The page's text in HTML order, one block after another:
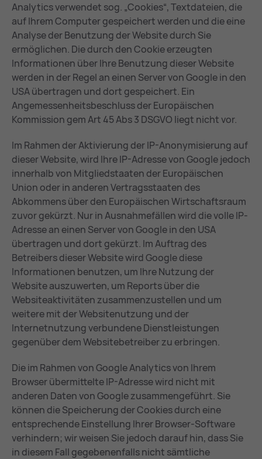
Analytics verwendet sog. „Cookies“, Textdateien, die
auf Ihrem Computer gespeichert werden und die eine
Analyse der Benutzung der Website durch Sie
ermöglichen. Die durch den Cookie erzeugten
Informationen über Ihre Benutzung dieser Website
werden in der Regel an einen Server von Google in den
USA übertragen und dort gespeichert. Ein
Angemessenheitsbeschluss der Europäischen
Kommission gem Art 45 Abs 3 DSGVO liegt nicht vor.
Im Rahmen der Aktivierung der IP-Anonymisierung auf
dieser Website, wird Ihre IP-Adresse von Google jedoch
innerhalb von Mitgliedstaaten der Europäischen
Union oder in anderen Vertragsstaaten des
Abkommens über den Europäischen Wirtschaftsraum
zuvor gekürzt. Nur in Ausnahmefällen wird die volle IP-
Adresse an einen Server von Google in den USA
übertragen und dort gekürzt. Im Auftrag des
Betreibers dieser Website wird Google diese
Informationen benutzen, um Ihre Nutzung der
Website auszuwerten, um Reports über die
Websiteaktivitäten zusammenzustellen und um
weitere mit der Websitenutzung und der
Internetnutzung verbundene Dienstleistungen
gegenüber dem Websitebetreiber zu erbringen.
Die im Rahmen von Google Analytics von Ihrem
Browser übermittelte IP-Adresse wird nicht mit
anderen Daten von Google zusammengeführt. Sie
können die Speicherung der Cookies durch eine
entsprechende Einstellung Ihrer Browser-Software
verhindern; wir weisen Sie jedoch darauf hin, dass Sie
in diesem Fall gegebenenfalls nicht sämtliche